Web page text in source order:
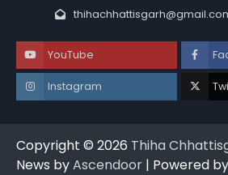
YouTube
Instagram
Copyright © 2026 Thiha
News byAscendoor | Powered by